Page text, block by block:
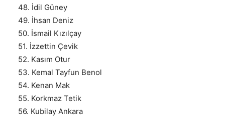
48. İdil Güney
49. İhsan Deniz
50. İsmail Kızılçay
51. İzzettin Çevik
52. Kasım Otur
53. Kemal Tayfun Benol
54. Kenan Mak
55. Korkmaz Tetik
56. Kubilay Ankara